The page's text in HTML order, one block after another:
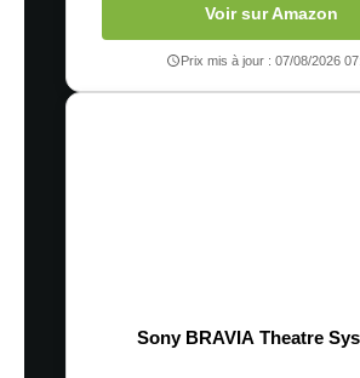
Voir sur Amazon
Prix mis à jour : 07/08/2026
Sony BRAVIA Theatre